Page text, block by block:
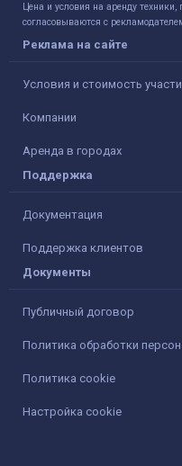
Цена и условия на аренду техники,
согласовываются с
Реклама на сайте
Условия и стоимость
Компании
Аренда в городах
Поддержка
Документация
Поддержка клиентов
Документы
Публичный договор
Политика обработки
Политика cookie
Настройка cookie